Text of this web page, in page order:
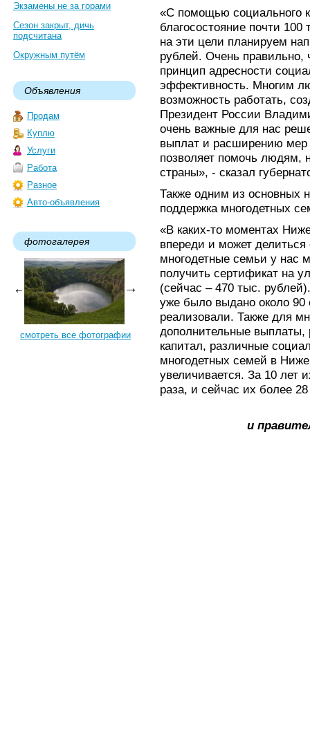
Экзамены не за горами
Сезон закрыт, дичь
подсчитана
Окружным путём
Объявления
Продам
Куплю
Услуги
Работа
Разное
Авто-объявления
фотогалерея
смотреть все фотографии
«С помощью социального
благосостояние почти
на эти цели планируем
рублей. Очень правильно,
принцип адресности
эффективность. Многим
возможность работать,
Президент России
очень важные для нас
выплат и расширению мер
позволяет помочь людям,
страны», - сказал
Также одним из основных
поддержка многодетных
«В каких-то моментах
впереди и может
многодетные семьи у нас
получить сертификат на
(сейчас – 470 тыс.
уже было выдано около
реализовали. Также для
дополнительные выплаты,
капитал, различные
многодетных семей в
увеличивается. За 10 лет
раза, и сейчас их более
и